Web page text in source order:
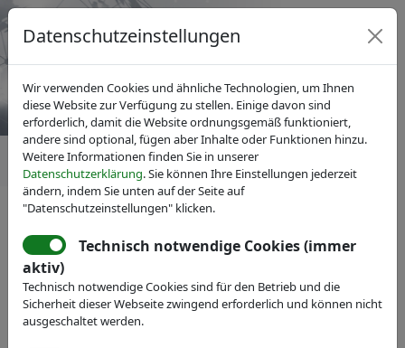
News
Datenschutzeinstellungen
Wir verwenden Cookies und ähnliche Technologien, um Ihnen
diese Website zur Verfügung zu stellen. Einige davon sind
erforderlich, damit die Website ordnungsgemäß funktioniert,
andere sind optional, fügen aber Inhalte oder Funktionen hinzu.
Weitere Informationen finden Sie in unserer
Datenschutzerklärung. Sie können Ihre Einstellungen jederzeit
ändern, indem Sie unten auf der Seite auf
"Datenschutzeinstellungen" klicken.
Technisch notwendige Cookies (immer
aktiv)
Technisch notwendige Cookies sind für den Betrieb und die
Sicherheit dieser Webseite zwingend erforderlich und können nicht
ausgeschaltet werden.